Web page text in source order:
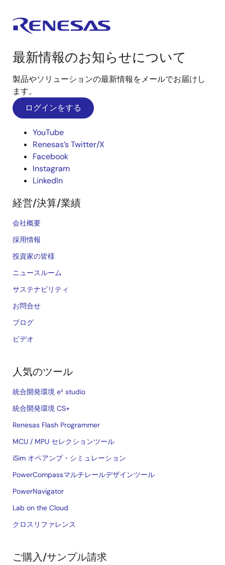
最新情報のお知らせについて
製品やソリューションの最新情報をメールでお届けし
ます。
ログインをする
YouTube
Renesas’s Twitter/X
Facebook
Instagram
LinkedIn
経営/決算/業績
会社概要
採用情報
投資家の皆様
ニュースルーム
サステナビリティ
お問合せ
ブログ
ビデオ
人気のツール
統合開発環境 e² studio
統合開発環境 CS+
Renesas Flash Programmer
MCU / MPU セレクションツール
iSim オペアンプ・シミュレーション
PowerCompassマルチレールデザインツール
PowerNavigator
Lab on the Cloud
クロスリファレンス
ご購入/サンプル請求